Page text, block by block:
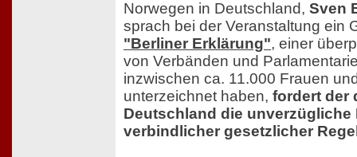
Norwegen in Deutschland, Sven
sprach bei der Veranstaltung ein
"Berliner Erklärung", einer
von Verbänden und
inzwischen ca. 11.000 Frauen
unterzeichnet haben, fordert der
Deutschland die unverzügliche
verbindlicher gesetzlicher